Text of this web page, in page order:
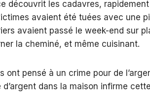
découvrit les cadavres,
avaient été tuées avec une
avaient passé le week-end sur
la cheminé, et même cuisinant.
ont pensé à un crime pour de
d’argent dans la maison infirme